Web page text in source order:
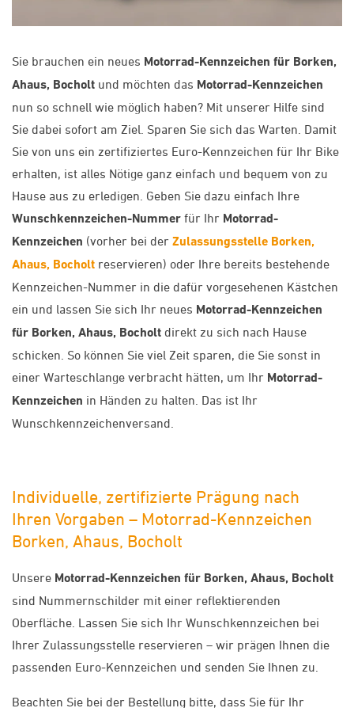
Sie brauchen ein neues Motorrad-Kennzeichen für Borken,
Ahaus, Bocholt und möchten das Motorrad-Kennzeichen
nun so schnell wie möglich haben? Mit unserer Hilfe sind
Sie dabei sofort am Ziel. Sparen Sie sich das Warten. Damit
Sie von uns ein zertifiziertes Euro-Kennzeichen für Ihr Bike
erhalten, ist alles Nötige ganz einfach und bequem von zu
Hause aus zu erledigen. Geben Sie dazu einfach Ihre
Wunschkennzeichen-Nummer für Ihr Motorrad-
Kennzeichen (vorher bei der Zulassungsstelle Borken,
Ahaus, Bocholt reservieren) oder Ihre bereits bestehende
Kennzeichen-Nummer in die dafür vorgesehenen Kästchen
ein und lassen Sie sich Ihr neues Motorrad-Kennzeichen
für Borken, Ahaus, Bocholt direkt zu sich nach Hause
schicken. So können Sie viel Zeit sparen, die Sie sonst in
einer Warteschlange verbracht hätten, um Ihr Motorrad-
Kennzeichen in Händen zu halten. Das ist Ihr
Wunschkennzeichenversand.
Individuelle, zertifizierte Prägung nach
Ihren Vorgaben – Motorrad-Kennzeichen
Borken, Ahaus, Bocholt
Unsere Motorrad-Kennzeichen für Borken, Ahaus, Bocholt
sind Nummernschilder mit einer reflektierenden
Oberfläche. Lassen Sie sich Ihr Wunschkennzeichen bei
Ihrer Zulassungsstelle reservieren – wir prägen Ihnen die
passenden Euro-Kennzeichen und senden Sie Ihnen zu.
Beachten Sie bei der Bestellung bitte, dass Sie für Ihr